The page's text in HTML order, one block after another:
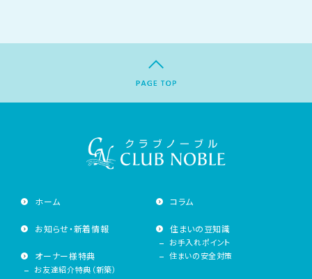
ホーム
お知らせ・新着情報
オーナー様特典
お友達紹介特典（新築）
コラム
住まいの豆知識
お手入れポイント
住まいの安全対策